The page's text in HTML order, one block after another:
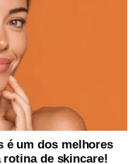
é um dos melhores
de skincare!